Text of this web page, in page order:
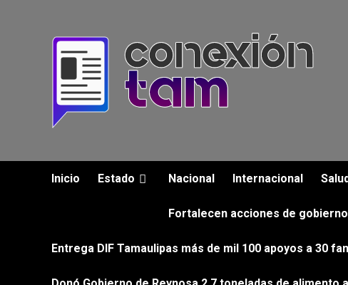
Inicio Estado Nacional Internacional
Fortalecen acciones de
Entrega DIF Tamaulipas más de mil 100 apoyos a 30